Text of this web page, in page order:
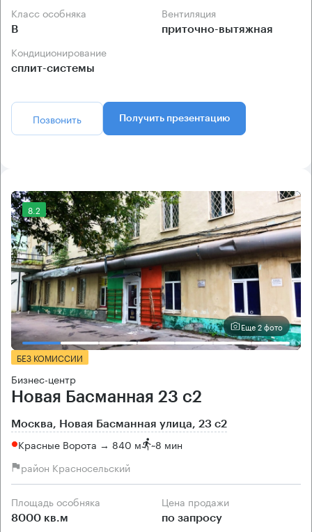
Класс особняка
B
Вентиляция
приточно-вытяжная
Кондиционирование
сплит-системы
Позвонить Получить презентацию
8.2
Еще 2 фото
БЕЗ КОМИССИИ
Бизнес-центр
Новая Басманная 23 с2
Москва, Новая Басманная улица, 23 с2
Красные Ворота → 840 м ~8 мин
район Красносельский
Площадь особняка
8000 кв.м
Цена продажи
по запросу